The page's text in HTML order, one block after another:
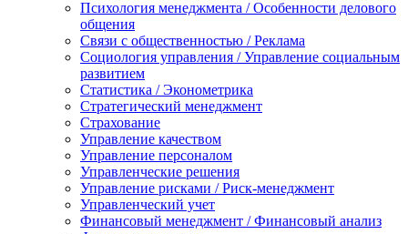
Психология менеджмента / Особенности делового
общения
Связи с общественностью / Реклама
Социология управления / Управление социальным
развитием
Статистика / Эконометрика
Стратегический менеджмент
Страхование
Управление качеством
Управление персоналом
Управленческие решения
Управление рисками / Риск-менеджмент
Управленческий учет
Финансовый менеджмент / Финансовый анализ